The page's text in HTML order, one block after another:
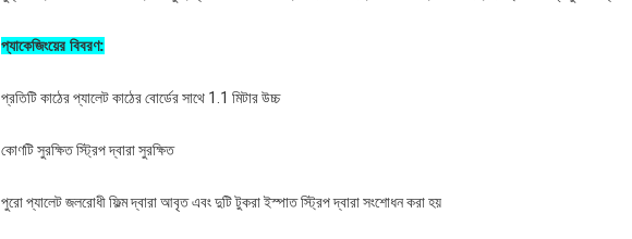
প্যাকেজিংয়ের বিবরণ:
প্রতিটি কাঠের প্যালেট কাঠের বোর্ডের সাথে 1.1 মিটার উচ্চ
কোণটি সুরক্ষিত স্ট্রিপ দ্বারা সুরক্ষিত
পুরো প্যালেট জলরোধী ফিল্ম দ্বারা আবৃত এবং দুটি টুকরা ইস্পাত স্ট্রিপ দ্বারা সংশোধন করা হয়